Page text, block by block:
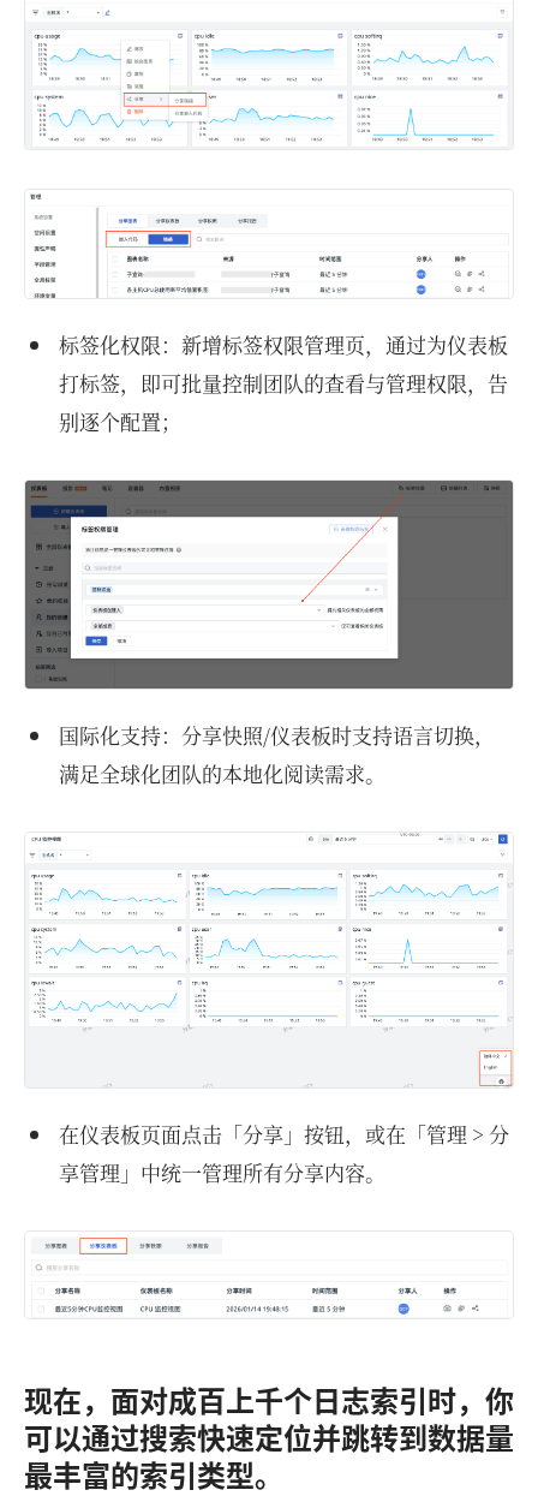
标签化权限：新增标签权限管理页，通过为仪表板
打标签，即可批量控制团队的查看与管理权限，告
别逐个配置；
国际化支持：分享快照/仪表板时支持语言切换，
满足全球化团队的本地化阅读需求。
在仪表板页面点击「分享」按钮，或在「管理 > 分
享管理」中统一管理所有分享内容。
现在，面对成百上千个日志索引时，你
可以通过搜索快速定位并跳转到数据量
最丰富的索引类型。